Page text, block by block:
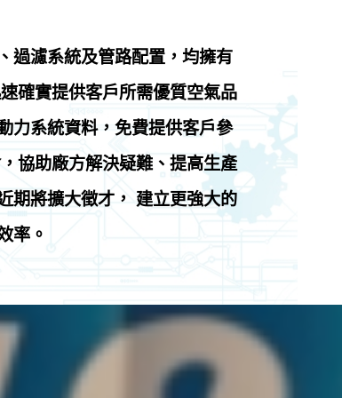
過濾系統及管路配置，均擁有
確實提供客戶所需優質空氣品
力系統資料，免費提供客戶參
協助廠方解決疑難、提高生產
期將擴大徵才， 建立更強大的
率。